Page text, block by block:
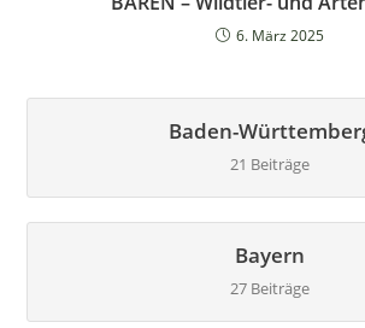
6. März 2025
Baden-
21 Beiträge
Bayern
27 Beiträge